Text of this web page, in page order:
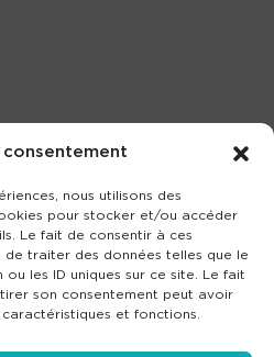
nous utilisons des
pour stocker et/ou accéder
Le fait de consentir à ces
traiter des données telles que le
les ID uniques sur ce site. Le fait
son consentement peut avoir
et fonctions.